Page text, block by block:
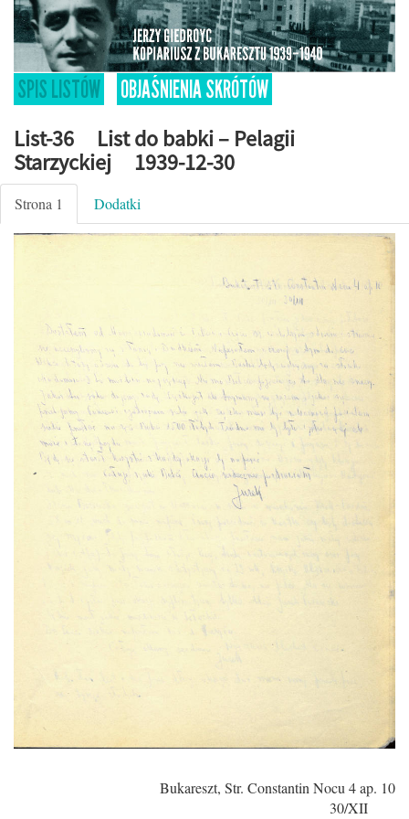
SPIS LISTÓW
OBJAŚNIENIA SKRÓTÓW
List-36 List do babki – Pelagii
Starzyckiej 1939-12-30
Strona 1 Dodatki
Bukareszt, Str. Constantin Nocu 4 ap. 10
30/XII